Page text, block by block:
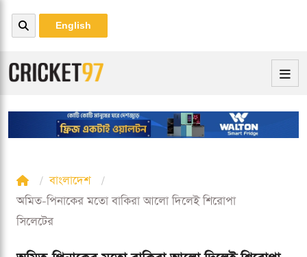
English
বাংলাদেশ
অমিত-পিনাকের মতো বাকিরা আলো দিলেই শিরোপা
সিলেটের